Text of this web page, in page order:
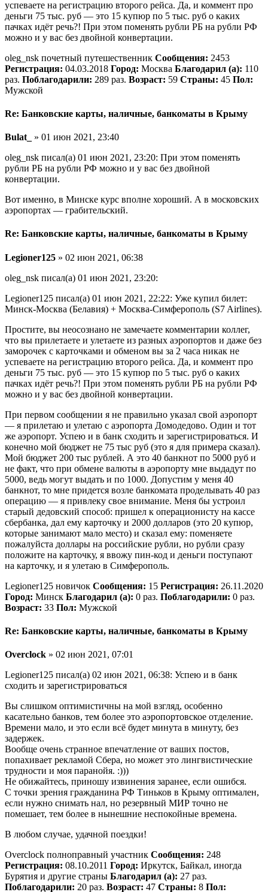
успеваете на регистрацию второго рейса. Да, и коммент про
деньги 75 тыс. руб — это 15 купюр по 5 тыс. руб о каких
пачках идёт речь?! При этом поменять рубли РБ на рубли РФ
можно и у вас без двойной конвертации.
oleg_nsk почетный путешественник Сообщения: 2453
Регистрация: 04.03.2018 Город: Москва Благодарил (а): 110
раз. Поблагодарили: 289 раз. Возраст: 59 Страны: 45 Пол:
Мужской
Re: Банковские карты, наличные, банкоматы в Крыму
Bulat_
» 01 июн 2021, 23:40
oleg_nsk писал(а) 01 июн 2021, 23:20: При этом поменять
рубли РБ на рубли РФ можно и у вас без двойной
конвертации.
Вот именно, в Минске курс вполне хороший. А в московских
аэропортах — грабительский.
Re: Банковские карты, наличные, банкоматы в Крыму
Legioner125 » 02 июн 2021, 06:38
oleg_nsk писал(а) 01 июн 2021, 23:20:
Legioner125 писал(а) 01 июн 2021, 22:22: Уже купил билет:
Минск-Москва (Белавия) + Москва-Симферополь (S7 Airlines).
Простите, вы неосознано не замечаете комментарии коллег,
что вы прилетаете и улетаете из разных аэропортов и даже без
заморочек с карточками и обменом вы за 2 часа никак не
успеваете на регистрацию второго рейса. Да, и коммент про
деньги 75 тыс. руб — это 15 купюр по 5 тыс. руб о каких
пачках идёт речь?! При этом поменять рубли РБ на рубли РФ
можно и у вас без двойной конвертации.
При первом сообщении я не правильно указал свой аэропорт
— я прилетаю и улетаю с аэропорта Домодедово. Один и тот
же аэропорт. Успею и в банк сходить и зарегистрироваться. И
конечно мой бюджет не 75 тыс руб (это я для примера сказал).
Мой бюджет 200 тыс рублей. А это 40 банкнот по 5000 руб и
не факт, что при обмене валюты в аэропорту мне выдадут по
5000, ведь могут выдать и по 1000. Допустим у меня 40
банкнот, то мне придется возле банкомата проделывать 40 раз
операцию — я привлеку свое внимание. Меня бы устроил
старый дедовский способ: пришел к операционисту на кассе
сбербанка, дал ему карточку и 2000 долларов (это 20 купюр,
которые занимают мало место) и сказал ему: поменяете
пожалуйста доллары на российские рубли, но рубли сразу
положите на карточку, я ввожу пин-код и деньги поступают
на карточку, и я улетаю в Симферополь.
Legioner125 новичок Сообщения: 15 Регистрация: 26.11.2020
Город: Минск Благодарил (а): 0 раз. Поблагодарили: 0 раз.
Возраст: 33 Пол: Мужской
Re: Банковские карты, наличные, банкоматы в Крыму
Overclock » 02 июн 2021, 07:01
Legioner125 писал(а) 02 июн 2021, 06:38: Успею и в банк
сходить и зарегистрироваться
Вы слишком оптимистичны на мой взгляд, особенно
касательно банков, тем более это аэропортовское отделение.
Времени мало, и это если всё будет минута в минуту, без
задержек.
Вообще очень странное впечатление от ваших постов,
попахивает рекламой Сбера, но может это лингвистические
трудности и моя паранойя. :)))
Не обижайтесь, приношу извинения заранее, если ошибся.
С точки зрения гражданина РФ Тиньков в Крыму оптимален,
если нужно снимать нал, но резервный МИР точно не
помешает, тем более в нынешние неспокойные времена.
В любом случае, удачной поездки!
Overclock полноправный участник Сообщения: 248
Регистрация: 08.10.2011 Город: Иркутск, Байкал, иногда
Бурятия и другие страны Благодарил (а): 27 раз.
Поблагодарили: 20 раз. Возраст: 47 Страны: 8 Пол: